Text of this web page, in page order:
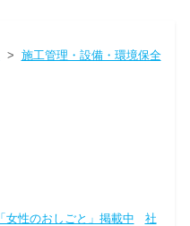
> 施工管理・設備・環境保全
「女性のおしごと」掲載中
社